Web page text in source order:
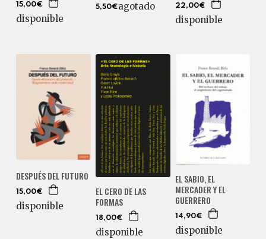
15,00€
disponible
5,50€agotado 22,00€
disponible
DESPUÉS DEL FUTURO
15,00€
disponible
EL CERO DE LAS
FORMAS
18,00€
disponible
EL SABIO, EL
MERCADER Y EL
GUERRERO
14,90€
disponible